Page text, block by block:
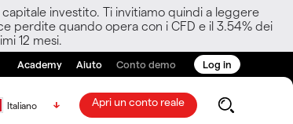
investito. Ti invitiamo quindi a leggere
perdite quando opera con i CFD e il 3.54% dei
12 mesi.
Academy Aiuto Conto demo Log in
Italiano Apri un conto reale